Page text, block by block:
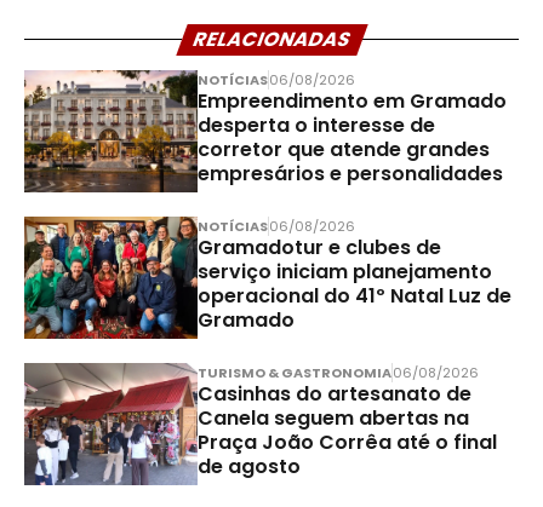
RELACIONADAS
NOTÍCIAS06/08/2026
Empreendimento em Gramado
desperta o interesse de
corretor que atende grandes
empresários e personalidades
NOTÍCIAS06/08/2026
Gramadotur e clubes de
serviço iniciam planejamento
operacional do 41º Natal Luz de
Gramado
TURISMO & GASTRONOMIA06/08/2026
Casinhas do artesanato de
Canela seguem abertas na
Praça João Corrêa até o final
de agosto